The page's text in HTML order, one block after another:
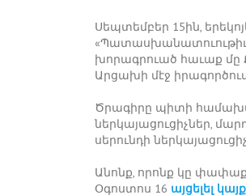
Սեպտեմբեր 15ին,
խորագրուած հաւաք մը
Արցախի մէջ
Ծրագիրը պիտի
ներկայացուցիչներ,
սերունդի
Անոնք, որոնք կը
Օգոստոս 16 այցելել